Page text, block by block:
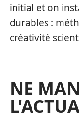
initial et on
durables :
créativité
NE